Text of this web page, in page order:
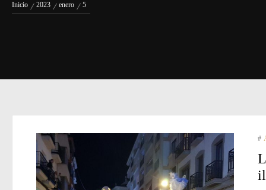
Inicio 2023 enero 5
#